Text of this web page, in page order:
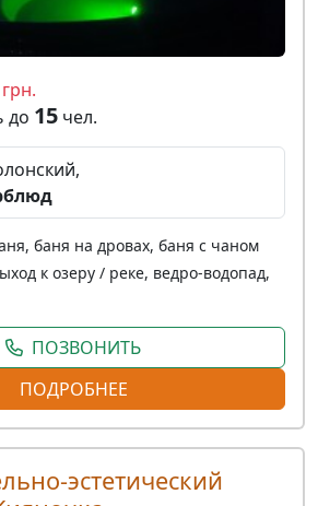
грн.
до 15 чел.
баня на дровах, баня с чаном
к озеру / реке, ведро-водопад,
ПОЗВОНИТЬ
ПОДРОБНЕЕ
эстетический